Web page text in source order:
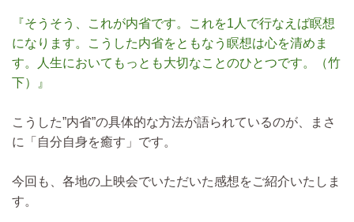
『そうそう、これが内省です。これを1人で行なえば瞑想
になります。こうした内省をともなう瞑想は心を清めま
す。人生においてもっとも大切なことのひとつです。（竹
下）』
こうした”内省”の具体的な方法が語られているのが、まさ
に「自分自身を癒す」です。
今回も、各地の上映会でいただいた感想をご紹介いたしま
す。